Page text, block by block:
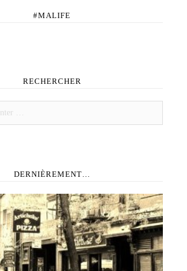
#MALIFE
RECHERCHER
DERNIÈREMENT…